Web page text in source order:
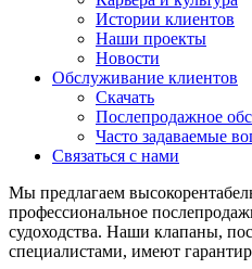
Истории клиентов
Наши проекты
Новости
Обслуживание клиентов
Скачать
Послепродажное
Часто задаваемые
Связаться с нами
Мы предлагаем
профессиональное
судоходства. Наши клапаны,
специалистами, имеют